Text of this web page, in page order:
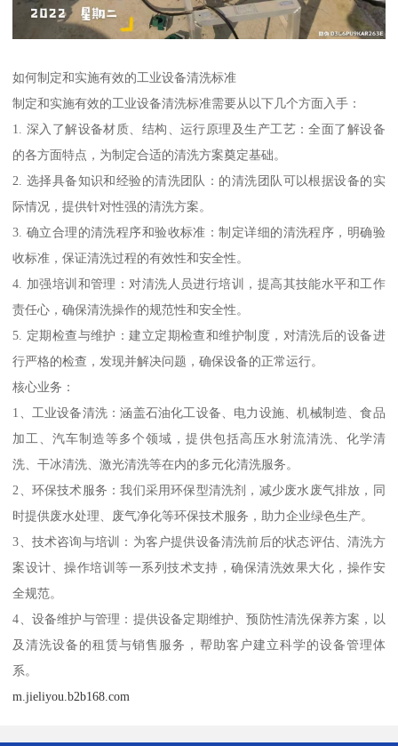
如何制定和实施有效的工业设备清洗标准
制定和实施有效的工业设备清洗标准需要从以下几个方面入手：
1. 深入了解设备材质、结构、运行原理及生产工艺：全面了解设备
的各方面特点，为制定合适的清洗方案奠定基础。
2. 选择具备知识和经验的清洗团队：的清洗团队可以根据设备的实
际情况，提供针对性强的清洗方案。
3. 确立合理的清洗程序和验收标准：制定详细的清洗程序，明确验
收标准，保证清洗过程的有效性和安全性。
4. 加强培训和管理：对清洗人员进行培训，提高其技能水平和工作
责任心，确保清洗操作的规范性和安全性。
5. 定期检查与维护：建立定期检查和维护制度，对清洗后的设备进
行严格的检查，发现并解决问题，确保设备的正常运行。
核心业务：
1、工业设备清洗：涵盖石油化工设备、电力设施、机械制造、食品
加工、汽车制造等多个领域，提供包括高压水射流清洗、化学清
洗、干冰清洗、激光清洗等在内的多元化清洗服务。
2、环保技术服务：我们采用环保型清洗剂，减少废水废气排放，同
时提供废水处理、废气净化等环保技术服务，助力企业绿色生产。
3、技术咨询与培训：为客户提供设备清洗前后的状态评估、清洗方
案设计、操作培训等一系列技术支持，确保清洗效果大化，操作安
全规范。
4、设备维护与管理：提供设备定期维护、预防性清洗保养方案，以
及清洗设备的租赁与销售服务，帮助客户建立科学的设备管理体
系。
m.jieliyou.b2b168.com